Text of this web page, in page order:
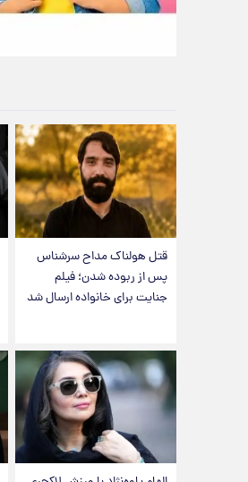
قتل هولناک مداح سرشناس
پس از ربوده شدن؛ فیلم
جنایت برای خانواده ارسال شد